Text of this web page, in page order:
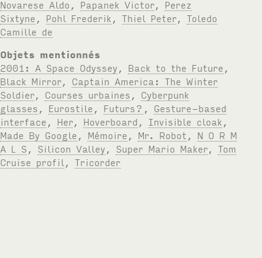
Novarese Aldo
Papanek Victor
Perez
Sixtyne
Pohl Frederik ,Thiel Peter ,Toledo
Camille de
Objets mentionnés
2001: A Space Odyssey
Back to the Future
Black Mirror
Captain America: The Winter
Soldier
Courses urbaines
Cyberpunk
glasses
Eurostile Futurs?
Gesture-based
interface
Her Hoverboard Invisible cloak
Made By Google
Mémoire Mr. Robot
N O R M
A L S
Silicon Valley Super Mario Maker ,Tom
Cruise profil
,Tricorder